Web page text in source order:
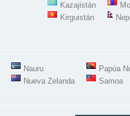
Kazajistán
Kirguistán
Nauru
Nueva Zelanda
Papúa
Samoa